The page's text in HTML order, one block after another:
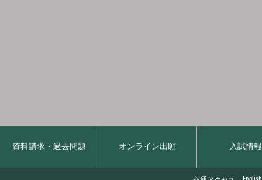
資料請求・過去問題 オンライン出願 入試情報